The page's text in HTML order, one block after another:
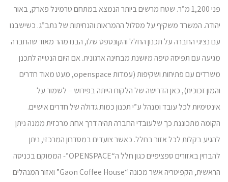
פני 1,200 מ”ר. שטח מרשים ביותר הנמצא במתחם טרמינל פארק, באור
יהודה. המשרד משקיף על מסלול ההמראות והנחיתות של נתב”ג. כשישבנו
עם נציגי החברה על תכנון החלל והקונספט שלו, הבנו מהר מאוד שהחברה
מגיעה עם תפיסה טיפה מיושנת מבחינה ארגונית. אם היום הנטייה לתכנן
משרדים עם פתיחות ושקיפות (עמדות openspace, מעט מאוד חדרים
והמון זכוכית), כאן הדרישה של הלקוח הייתה בפירוש – לשמור על
אינטימיות לכל עובד ומנהל ע”י תכנון כמות גדולה של חדרים אישיים.
הקומה מתכוננת כך שלעובדי החברה תהיה דרך אחת מרכזית ממנה ניתן
להגיע בקלות לכל אזור בחלל. כאשר צועדים במסדרון המרכזי, ניתן
להבחין באזורים ספציפיים כגון חלל ה“OPENSPACE”- הממוקם בכניסה
הראשית, הקפיטריה אשר מכונה “Gaon Coffee House” ואזור המנהלים